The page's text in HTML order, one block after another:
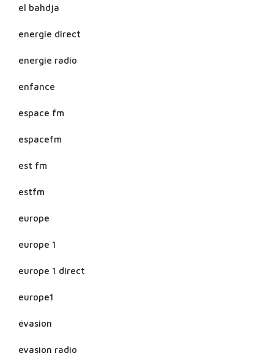
el bahdja
energie direct
energie radio
enfance
espace fm
espacefm
est fm
estfm
europe
europe 1
europe 1 direct
europe1
évasion
evasion radio